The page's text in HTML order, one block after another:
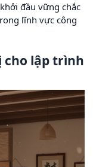
đầu vững chắc
lĩnh vực công
cho lập trình